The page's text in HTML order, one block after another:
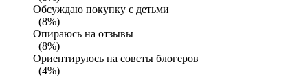
Обсуждаю покупку с детьми
(8%)
Опираюсь на отзывы
(8%)
Ориентируюсь на советы блогеров
(4%)